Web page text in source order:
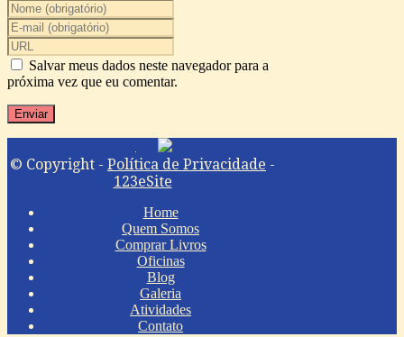
Salvar meus dados neste navegador para a
próxima vez que eu comentar.
© Copyright - Política de Privacidade -
123eSite
Home
Quem Somos
Comprar Livros
Oficinas
Blog
Galeria
Atividades
Contato